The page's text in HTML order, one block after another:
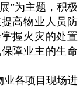
”为主题，积极
高物业人员防
握火灾的处置
障业主的生命
各项目现场进